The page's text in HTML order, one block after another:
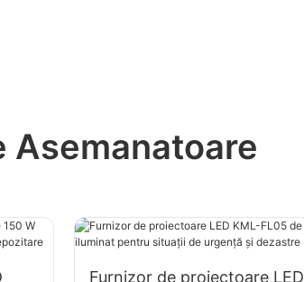
Asemanatoare
Furnizor de proiectoare LED